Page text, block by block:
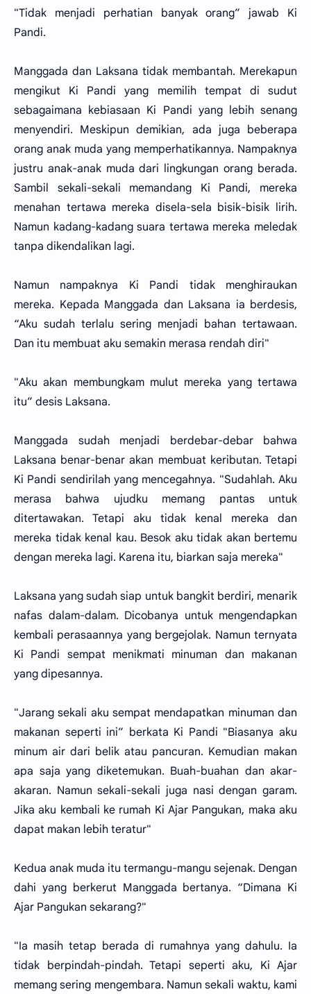
"Tidak menjadi perhatian banyak orang” jawab Ki
Pandi.
Manggada dan Laksana tidak membantah. Merekapun
mengikut Ki Pandi yang memilih tempat di sudut
sebagaimana kebiasaan Ki Pandi yang lebih senang
menyendiri. Meskipun demikian, ada juga beberapa
orang anak muda yang memperhatikannya. Nampaknya
justru anak-anak muda dari lingkungan orang berada.
Sambil sekali-sekali memandang Ki Pandi, mereka
menahan tertawa mereka disela-sela bisik-bisik lirih.
Namun kadang-kadang suara tertawa mereka meledak
tanpa dikendalikan lagi.
Namun nampaknya Ki Pandi tidak menghiraukan
mereka. Kepada Manggada dan Laksana ia berdesis,
“Aku sudah terlalu sering menjadi bahan tertawaan.
Dan itu membuat aku semakin merasa rendah diri"
"Aku akan membungkam mulut mereka yang tertawa
itu” desis Laksana.
Manggada sudah menjadi berdebar-debar bahwa
Laksana benar-benar akan membuat keributan. Tetapi
Ki Pandi sendirilah yang mencegahnya. "Sudahlah. Aku
merasa bahwa ujudku memang pantas untuk
ditertawakan. Tetapi aku tidak kenal mereka dan
mereka tidak kenal kau. Besok aku tidak akan bertemu
dengan mereka lagi. Karena itu, biarkan saja mereka"
Laksana yang sudah siap untuk bangkit berdiri, menarik
nafas dalam-dalam. Dicobanya untuk mengendapkan
kembali perasaannya yang bergejolak. Namun ternyata
Ki Pandi sempat menikmati minuman dan makanan
yang dipesannya.
"Jarang sekali aku sempat mendapatkan minuman dan
makanan seperti ini” berkata Ki Pandi "Biasanya aku
minum air dari belik atau pancuran. Kemudian makan
apa saja yang diketemukan. Buah-buahan dan akar-
akaran. Namun sekali-sekali juga nasi dengan garam.
Jika aku kembali ke rumah Ki Ajar Pangukan, maka aku
dapat makan lebih teratur"
Kedua anak muda itu termangu-mangu sejenak. Dengan
dahi yang berkerut Manggada bertanya. “Dimana Ki
Ajar Pangukan sekarang?"
"Ia masih tetap berada di rumahnya yang dahulu. Ia
tidak berpindah-pindah. Tetapi seperti aku, Ki Ajar
memang sering mengembara. Namun sekali waktu, kami